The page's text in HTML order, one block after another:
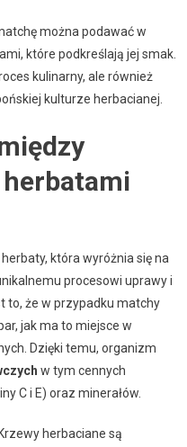
można podawać w
które podkreślają jej smak.
kulinarny, ale również
kulturze herbacianej.
która wyróżnia się na
procesowi uprawy i
to, że w przypadku matchy
jak ma to miejsce w
Dzięki temu, organizm
w tym cennych
C i E) oraz minerałów.
herbaciane są